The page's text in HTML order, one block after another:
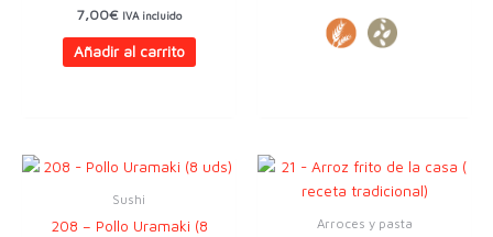
7,00€ IVA incluido
Añadir al carrito
Sushi
208 – Pollo Uramaki (8
Arroces y pasta